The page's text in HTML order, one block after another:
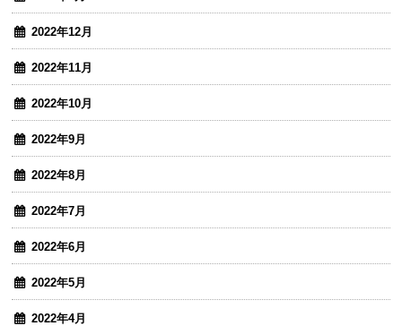
2022年12月
2022年11月
2022年10月
2022年9月
2022年8月
2022年7月
2022年6月
2022年5月
2022年4月